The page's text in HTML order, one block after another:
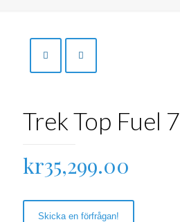
Trek Top Fuel 7
kr35,299.00
Skicka en förfrågan!